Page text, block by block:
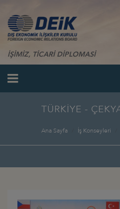
İŞİMİZ, TİCARİ DİPLOMASİ
TÜRKİYE -
Ana Sayfa İş Konseyleri